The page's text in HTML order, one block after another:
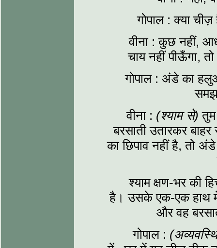
गोपाल : क्या
वीना : कुछ नहीं,
चाय नहीं पीऊँगा,
गोपाल : अंडे का
वीना : (श्याम से)
बरसाती उतारकर
का छिपाव नहीं है, तो
श्याम क्षण-भर की
है। उसके एक-एक हाथ
और वह
गोपाल :